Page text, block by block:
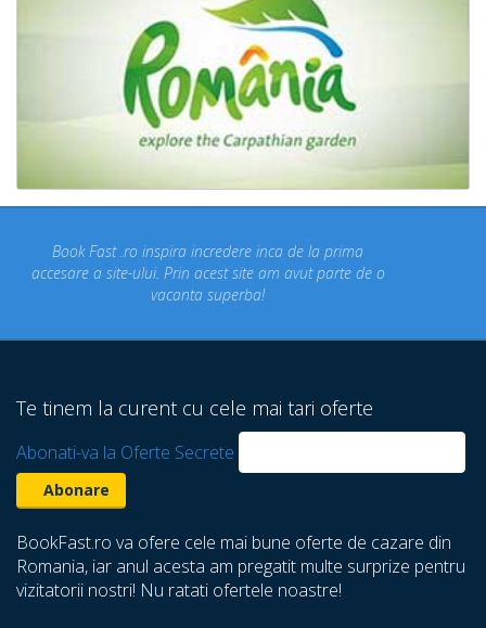
Concediul nostru rezervat prin site-ul BookFast.ro a fost
un concediu de vis. Am vizitat locuri din Romania
despre care nu stiam ca exista! Multumim Book Fast!
Te tinem la curent cu cele mai tari oferte
Abonati-va la Oferte Secrete
BookFast.ro va ofere cele mai bune oferte de cazare din
Romania, iar anul acesta am pregatit multe surprize pentru
vizitatorii nostri! Nu ratati ofertele noastre!